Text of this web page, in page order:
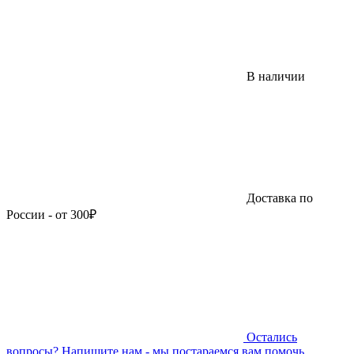
В наличии
Доставка по
России - от 300₽
Остались
вопросы? Напишите нам - мы постараемся вам помочь